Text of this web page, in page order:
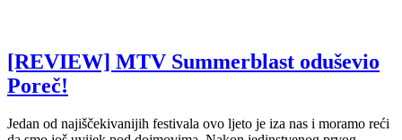
[REVIEW] MTV Summerblast oduševio
Poreč!
Jedan od najiščekivanijih festivala ovo ljeto je iza nas i moramo reći